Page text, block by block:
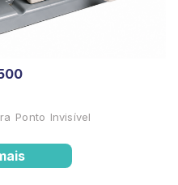
Ponto Invisível